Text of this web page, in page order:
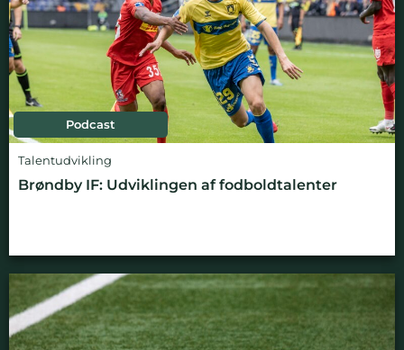
Podcast
Talentudvikling
Brøndby IF: Udviklingen af fodboldtalenter